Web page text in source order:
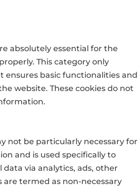
absolutely essential for the
This category only
ensures basic functionalities and
website. These cookies do not
not be particularly necessary for
and is used specifically to
data via analytics, ads, other
termed as non-necessary